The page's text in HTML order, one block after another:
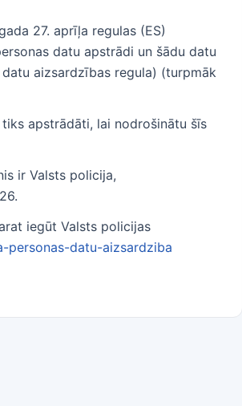
27. aprīļa regulas (ES)
datu apstrādi un šādu datu
aizsardzības regula) (turpmāk
apstrādāti, lai nodrošinātu šīs
ir Valsts policija,
iegūt Valsts policijas
datu-aizsardziba